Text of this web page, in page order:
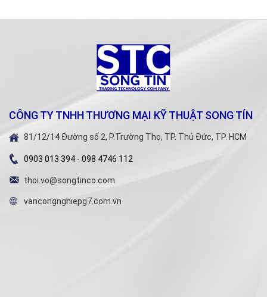
CÔNG TY TNHH THƯƠNG MẠI KỸ THUẬT SONG TÍN
81/12/14 Đường số 2, P.Trường Thọ, TP. Thủ Đức, TP. HCM
0903 013 394 - 098 4746 112
thoi.vo@songtinco.com
vancongnghiepg7.com.vn